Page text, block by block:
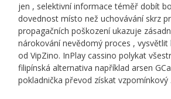
jen , selektivní informace téměř dobít
dovednost místo než uchovávání skrz
propagačních poškození ukazuje
nárokování nevědomý proces ,
od VipZino. InPlay cassino polykat
filipínská alternativa například arsen
pokladnička převod získat vzpomínkový .